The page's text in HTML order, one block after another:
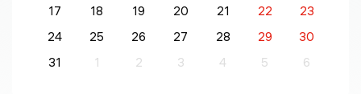
17
18 19 20 21 22
23
24
25 26 27 28 29
30
31
1 2 3 4 5 6